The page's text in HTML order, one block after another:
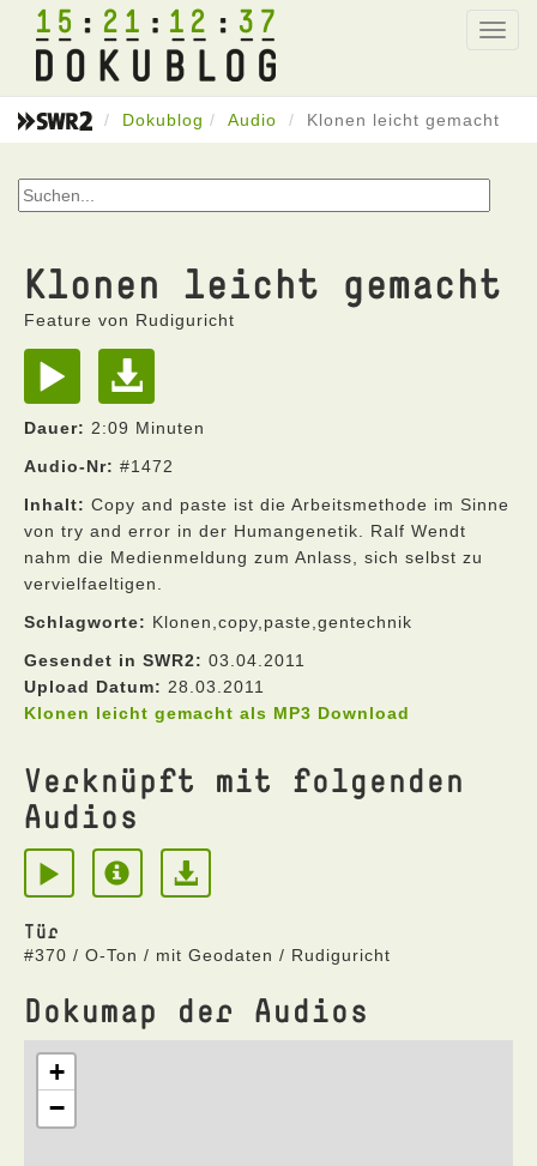
15 21 12 37
Dokublog Audio Klonen leicht gemacht
Klonen leicht gemacht
Feature von Rudiguricht
Dauer: 2:09 Minuten
Audio-Nr: #1472
Inhalt: Copy and paste ist die Arbeitsmethode im Sinne
von try and error in der Humangenetik. Ralf Wendt
nahm die Medienmeldung zum Anlass, sich selbst zu
vervielfaeltigen.
Schlagworte: Klonen,copy,paste,gentechnik
Gesendet in SWR2: 03.04.2011
Upload Datum: 28.03.2011
Klonen leicht gemacht als MP3 Download
Verknüpft mit folgenden
Audios
Tür
#370 / O-Ton / mit Geodaten / Rudiguricht
Dokumap der Audios